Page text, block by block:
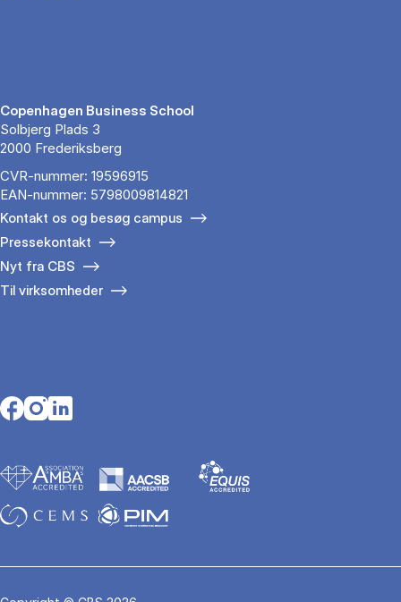
Copenhagen Business School
Solbjerg Plads 3
2000 Frederiksberg
CVR-nummer: 19596915
EAN-nummer: 5798009814821
Kontakt os og besøg campus
Pressekontakt
Nyt fra CBS
Til virksomheder
Opens in a new tab
Opens in a new tab
Opens in a new tab